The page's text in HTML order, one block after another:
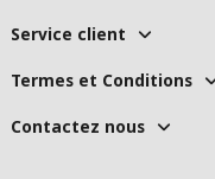
Service client
Termes et Conditions
Contactez nous